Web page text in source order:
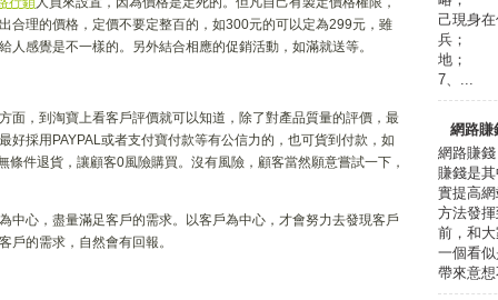
合理的價格，定價不要定整百的，如300元的可以定為299元，雖
感覺是不一樣的。另外結合相應的促銷活動，如滿就送等。
面，到淘寶上看客戶評價就可以知道，除了對產品質量的評價，最
好採用PAYPAL或者支付寶付款等有公信力的，也可貨到付款，如
件退貨，讓顧客0風險購買。沒有風險，顧客當然願意嘗試一下，
中心，盡量滿足客戶的需求。以客戶為中心，才會努力去發現客戶
戶的需求，自然會有回報。
己現身
兵； 5
地； 6
7、...
網路賺
網路賺
賺錢是
實提高
方法發
前，和
一個看
帶來意